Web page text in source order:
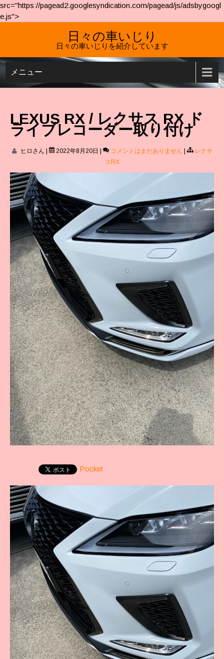
src="https://pagead2.googlesyndication.com/pagead/js/adsbygoogl
e.js">
日々の車いじり
日々の車いじりを紹介しています
メニュー
LEXUS RX / レクサス RX ド
ライブレコーダー取り付け
ヒロさん 2022年8月20日 コメントはまだありません
レクサ
スRX
Pocket